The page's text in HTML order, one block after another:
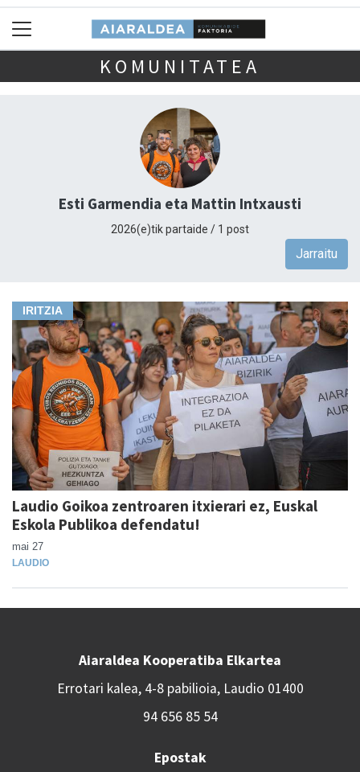
KOMUNITATEA
Esti Garmendia eta Mattin Intxausti
2026(e)tik partaide / 1 post
Jarraitu
IRITZIA
Laudio Goikoa zentroaren itxierari ez, Euskal
Eskola Publikoa defendatu!
mai 27
LAUDIO
Aiaraldea Kooperatiba Elkartea
Errotari kalea, 4-8 pabilioia, Laudio 01400
94 656 85 54
Epostak